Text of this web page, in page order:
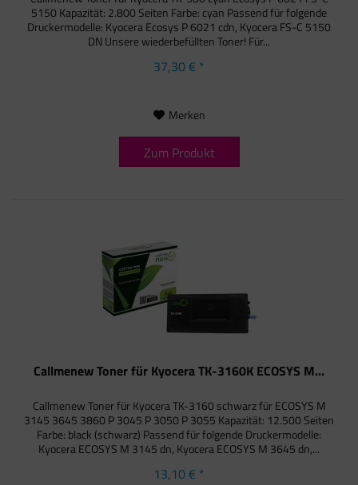
5150 Kapazität: 2.800 Seiten Farbe: cyan Passend für folgende
Druckermodelle: Kyocera Ecosys P 6021 cdn, Kyocera FS-C 5150
DN Unsere wiederbefüllten Toner! Für...
37,30 € *
Merken
Zum Produkt
Callmenew Toner für Kyocera TK-3160K ECOSYS M...
Callmenew Toner für Kyocera TK-3160 schwarz für ECOSYS M
3145 3645 3860 P 3045 P 3050 P 3055 Kapazität: 12.500 Seiten
Farbe: black (schwarz) Passend für folgende Druckermodelle:
Kyocera ECOSYS M 3145 dn, Kyocera ECOSYS M 3645 dn,...
13,10 € *